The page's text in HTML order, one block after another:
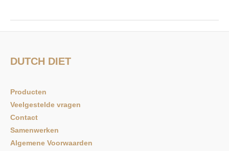
DUTCH DIET
Producten
Veelgestelde vragen
Contact
Samenwerken
Algemene Voorwaarden